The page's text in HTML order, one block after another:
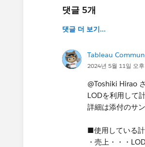
댓글 5개
댓글 더 보기...
Tableau
2024년 5월 11일 오
@Toshiki Hirao
LODを利用して
詳細は添付のサ
■使用している
・売上・・・